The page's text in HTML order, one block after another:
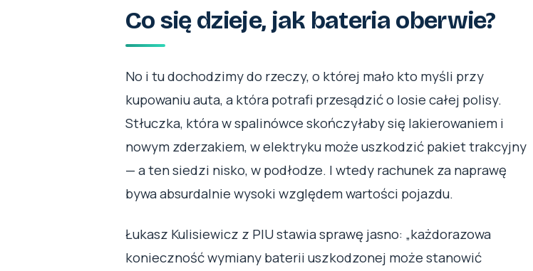
Co się dzieje, jak bateria oberwie?
No i tu dochodzimy do rzeczy, o której mało kto myśli przy
kupowaniu auta, a która potrafi przesądzić o losie całej polisy.
Stłuczka, która w spalinówce skończyłaby się lakierowaniem i
nowym zderzakiem, w elektryku może uszkodzić pakiet trakcyjny
— a ten siedzi nisko, w podłodze. I wtedy rachunek za naprawę
bywa absurdalnie wysoki względem wartości pojazdu.
Łukasz Kulisiewicz z PIU stawia sprawę jasno: „każdorazowa
konieczność wymiany baterii uszkodzonej może stanowić